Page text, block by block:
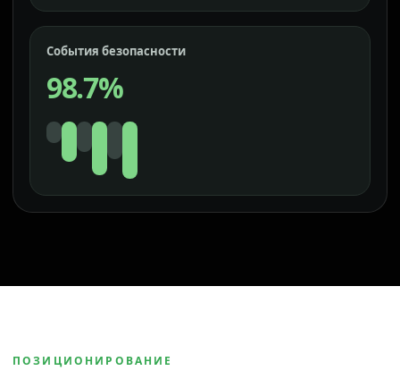
События безопасности
98.7%
ПОЗИЦИОНИРОВАНИЕ